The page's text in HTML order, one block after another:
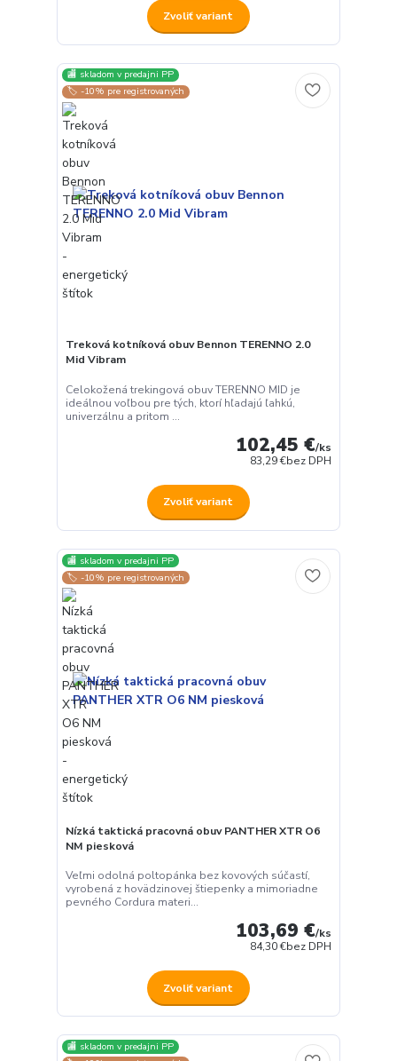
Zvoliť variant
🏬 skladom v predajni PP
🏷️ -10% pre registrovaných
Treková kotníková obuv Bennon TERENNO 2.0
Mid Vibram
Celokožená trekingová obuv TERENNO MID je
ideálnou voľbou pre tých, ktorí hľadajú ľahkú,
univerzálnu a pritom ...
102,45 €/ks
83,29 €bez DPH
Zvoliť variant
🏬 skladom v predajni PP
🏷️ -10% pre registrovaných
Nízká taktická pracovná obuv PANTHER XTR O6
NM piesková
Veľmi odolná poltopánka bez kovových súčastí,
vyrobená z hovädzinovej štiepenky a mimoriadne
pevného Cordura materi...
103,69 €/ks
84,30 €bez DPH
Zvoliť variant
🏬 skladom v predajni PP